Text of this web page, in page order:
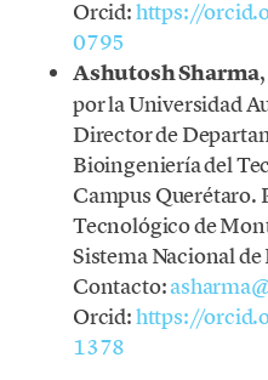
Orcid:https://
0795
Ashutosh Sharma
por la Universidad
Director de
Bioingeniería del
Campus Querétaro.
Tecnológico de
Sistema Nacional
Contacto:
Orcid:https://
1378